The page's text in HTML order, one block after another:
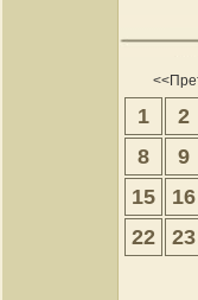
1 2
8
9
15
16
22
23